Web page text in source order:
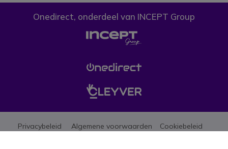
Onedirect, onderdeel van INCEPT Group
Privacybeleid Algemene voorwaarden Cookiebeleid